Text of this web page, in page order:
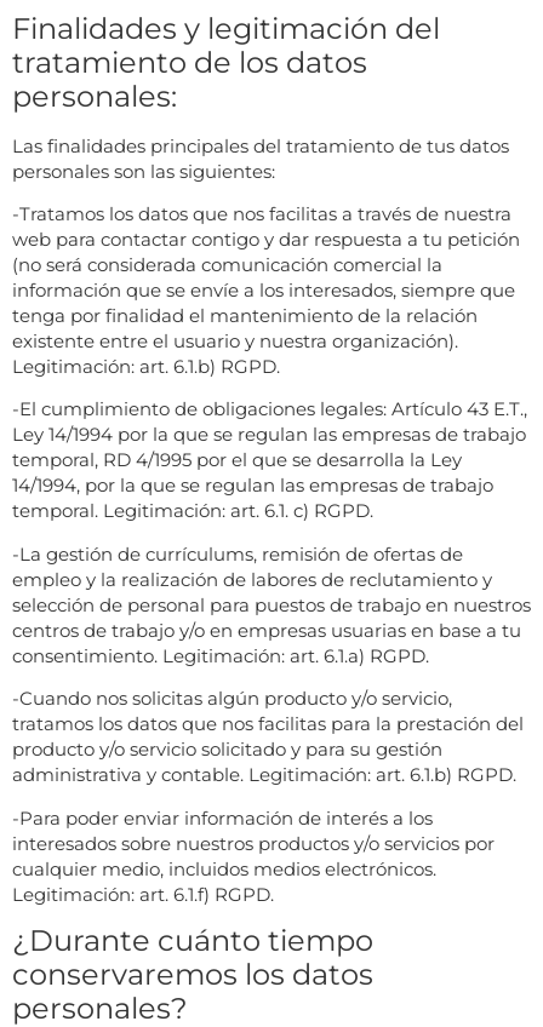
Finalidades y legitimación del
tratamiento de los datos
personales:
Las finalidades principales del tratamiento de tus datos
personales son las siguientes:
-Tratamos los datos que nos facilitas a través de nuestra
web para contactar contigo y dar respuesta a tu petición
(no será considerada comunicación comercial la
información que se envíe a los interesados, siempre que
tenga por finalidad el mantenimiento de la relación
existente entre el usuario y nuestra organización).
Legitimación: art. 6.1.b) RGPD.
-El cumplimiento de obligaciones legales: Artículo 43 E.T.,
Ley 14/1994 por la que se regulan las empresas de trabajo
temporal, RD 4/1995 por el que se desarrolla la Ley
14/1994, por la que se regulan las empresas de trabajo
temporal. Legitimación: art. 6.1. c) RGPD.
-La gestión de currículums, remisión de ofertas de
empleo y la realización de labores de reclutamiento y
selección de personal para puestos de trabajo en nuestros
centros de trabajo y/o en empresas usuarias en base a tu
consentimiento. Legitimación: art. 6.1.a) RGPD.
-Cuando nos solicitas algún producto y/o servicio,
tratamos los datos que nos facilitas para la prestación del
producto y/o servicio solicitado y para su gestión
administrativa y contable. Legitimación: art. 6.1.b) RGPD.
-Para poder enviar información de interés a los
interesados sobre nuestros productos y/o servicios por
cualquier medio, incluidos medios electrónicos.
Legitimación: art. 6.1.f) RGPD.
¿Durante cuánto tiempo
conservaremos los datos
personales?